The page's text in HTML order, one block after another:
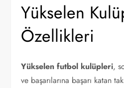
Yükselen
Özellikleri
Yükselen futbol kulüpleri,
ve başarılarına başarı katan